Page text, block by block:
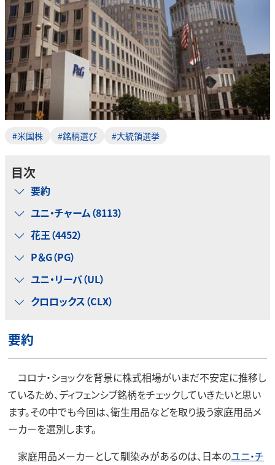
#米国株 #銘柄選び #大統領選挙
目次
要約
ユニ・チャーム（8113）
花王（4452）
P＆G（PG）
ユニ・リーバ（UL）
クロロックス（CLX）
要約
コロナ・ショックを背景に株式相場がいまだ不安定に推移し
ているため、ディフェンシブ銘柄をチェックしていきたいと思い
ます。その中でも今回は、衛生用品などを取り扱う家庭用品メ
ーカーを選別します。
家庭用品メーカーとして馴染みがあるのは、日本のユニ・チ